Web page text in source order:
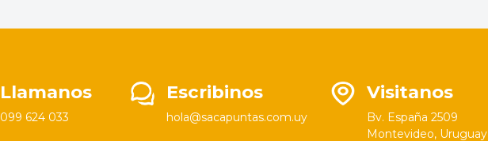
Llamanos
099 624 033
Escribinos
hola@sacapuntas.com.uy
Visitanos
Bv. España 2509
Montevideo, Uruguay